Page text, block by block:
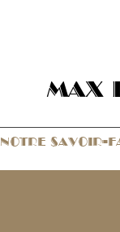
NOTRE SAVOIR-
MAX